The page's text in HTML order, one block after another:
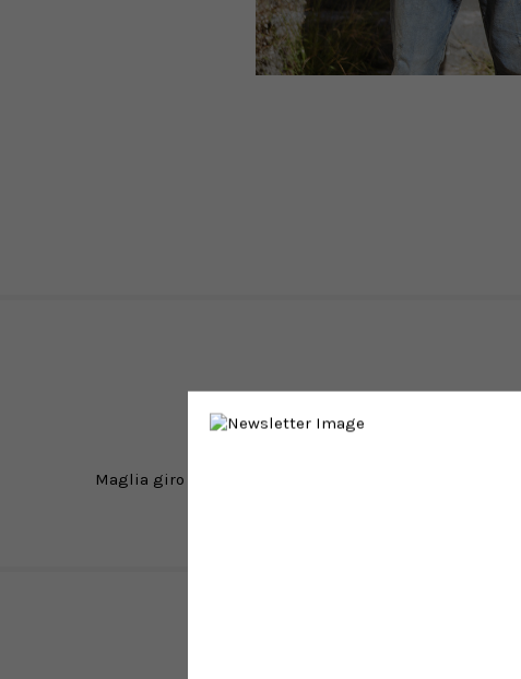
Maglia giro collo realizzata in filato di lana con